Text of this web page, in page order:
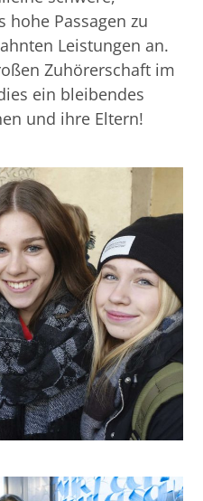
hohe Passagen zu
Leistungen an.
Zuhörerschaft im
ein bleibendes
und ihre Eltern!